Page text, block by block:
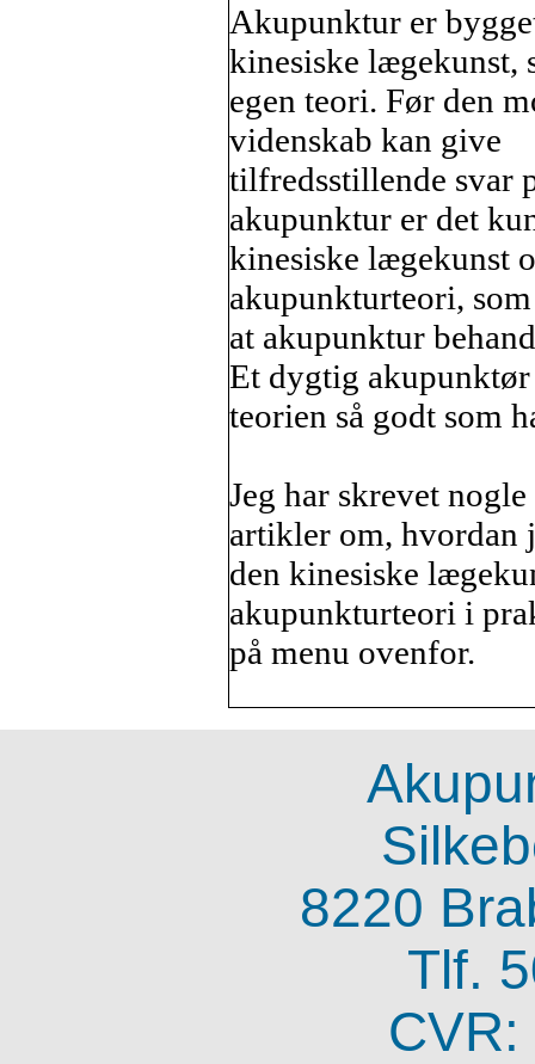
Akupunktur er
kinesiske lægekunst,
egen teori. Før den
videnskab kan give
tilfredsstillende svar
akupunktur er det
kinesiske lægekunst
akupunkturteori,
at akupunktur
Et dygtig
teorien så godt som
Jeg har skrevet
artikler om, hvordan
den kinesiske
akupunkturteori i
på menu ovenfor.
8220
Tlf.